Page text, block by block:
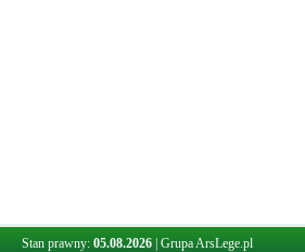
Stan prawny: 05.08.2026 Grupa ArsLege.pl